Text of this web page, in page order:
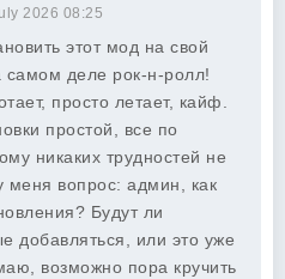
2026 08:25
этот мод на свой
самом деле рок-н-ролл!
просто летает, кайф.
простой, все по
никаких трудностей не
меня вопрос: админ, как
Будут ли
добавляться, или это уже
возможно пора кручить